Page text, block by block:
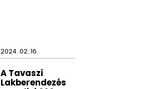
2024. 02. 16.
A Tavaszi
Lakberendezés